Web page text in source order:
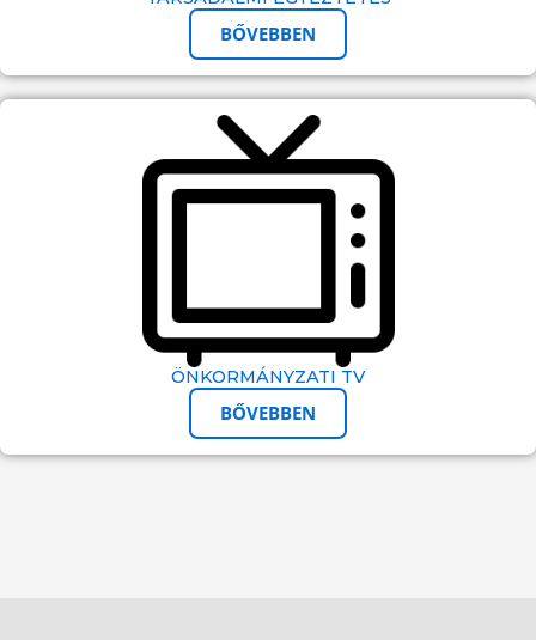
BŐVEBBEN
ÖNKORMÁNYZATI TV
BŐVEBBEN